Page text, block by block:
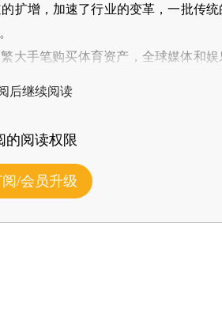
扩增，加速了行业的变革，一批传统
手笔购买体育资产，全球媒体和娱
后继续阅读
阅读权限
/会员升级